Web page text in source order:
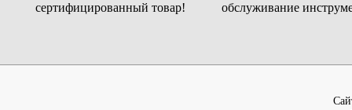
сертифицированный товар!
обслуживание